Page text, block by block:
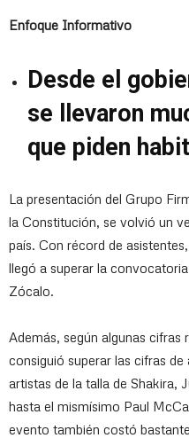
Enfoque Informativo
Desde el
se llevaron
que piden
La presentación del Grupo
la Constitución, se volvió un
país. Con récord de
llegó a superar la
Zócalo.
Además, según algunas cifras
consiguió superar las cifras
artistas de la talla de Shakira,
hasta el mismísimo Paul
evento también costó